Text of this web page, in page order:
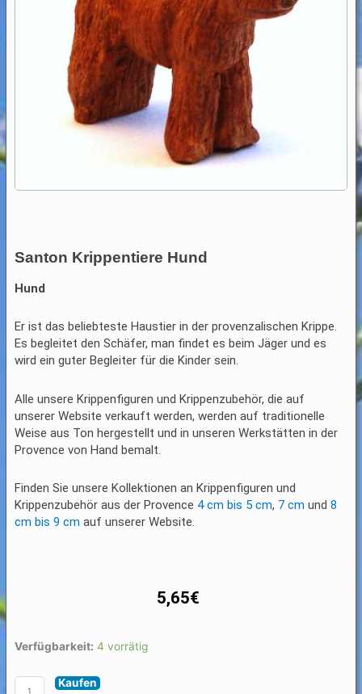
Santon Krippentiere Hund
Hund
Er ist das beliebteste Haustier in der provenzalischen Krippe.
Es begleitet den Schäfer, man findet es beim Jäger und es
wird ein guter Begleiter für die Kinder sein.
Alle unsere Krippenfiguren und Krippenzubehör, die auf
unserer Website verkauft werden, werden auf traditionelle
Weise aus Ton hergestellt und in unseren Werkstätten in der
Provence von Hand bemalt.
Finden Sie unsere Kollektionen an Krippenfiguren und
Krippenzubehör aus der Provence 4 cm bis 5 cm, 7 cm und8
cm bis 9 cm auf unserer Website.
5,65€
Verfügbarkeit: 4 vorrätig
Santon
Hund
Kaufen